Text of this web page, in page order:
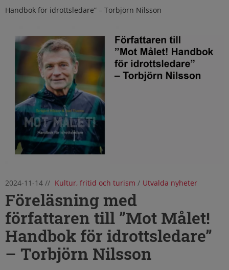
Handbok för idrottsledare” – Torbjörn Nilsson
2024-11-14 // Kultur, fritid och turism / Utvalda nyheter
Föreläsning med
författaren till ”Mot Målet!
Handbok för idrottsledare”
– Torbjörn Nilsson